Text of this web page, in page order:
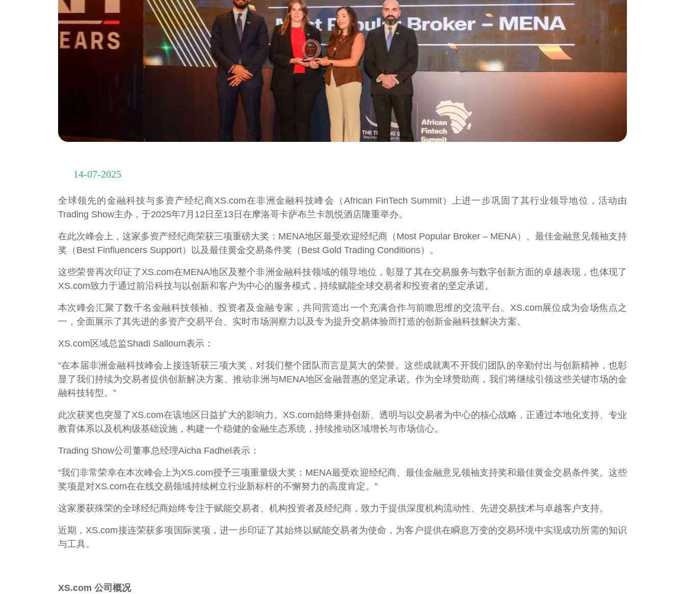
14-07-2025
全球领先的金融科技与多资产经纪商XS.com在非洲金融科技峰会（African FinTech Summit）上进一步巩固了其行业领导地位，活动由
Trading Show主办，于2025年7月12日至13日在摩洛哥卡萨布兰卡凯悦酒店隆重举办。
在此次峰会上，这家多资产经纪商荣获三项重磅大奖：MENA地区最受欢迎经纪商（Most Popular Broker – MENA）、最佳金融意见领袖支持
奖（Best Finfluencers Support）以及最佳黄金交易条件奖（Best Gold Trading Conditions）。
这些荣誉再次印证了XS.com在MENA地区及整个非洲金融科技领域的领导地位，彰显了其在交易服务与数字创新方面的卓越表现，也体现了
XS.com致力于通过前沿科技与以创新和客户为中心的服务模式，持续赋能全球交易者和投资者的坚定承诺。
本次峰会汇聚了数千名金融科技领袖、投资者及金融专家，共同营造出一个充满合作与前瞻思维的交流平台。XS.com展位成为会场焦点之
一，全面展示了其先进的多资产交易平台、实时市场洞察力以及专为提升交易体验而打造的创新金融科技解决方案。
XS.com区域总监Shadi Salloum表示：
“在本届非洲金融科技峰会上接连斩获三项大奖，对我们整个团队而言是莫大的荣誉。这些成就离不开我们团队的辛勤付出与创新精神，也彰
显了我们持续为交易者提供创新解决方案、推动非洲与MENA地区金融普惠的坚定承诺。作为全球赞助商，我们将继续引领这些关键市场的金
融科技转型。”
此次获奖也突显了XS.com在该地区日益扩大的影响力。XS.com始终秉持创新、透明与以交易者为中心的核心战略，正通过本地化支持、专业
教育体系以及机构级基础设施，构建一个稳健的金融生态系统，持续推动区域增长与市场信心。
Trading Show公司董事总经理Aicha Fadhel表示：
“我们非常荣幸在本次峰会上为XS.com授予三项重量级大奖：MENA最受欢迎经纪商、最佳金融意见领袖支持奖和最佳黄金交易条件奖。这些
奖项是对XS.com在在线交易领域持续树立行业新标杆的不懈努力的高度肯定。”
这家屡获殊荣的全球经纪商始终专注于赋能交易者、机构投资者及经纪商，致力于提供深度机构流动性、先进交易技术与卓越客户支持。
近期，XS.com接连荣获多项国际奖项，进一步印证了其始终以赋能交易者为使命，为客户提供在瞬息万变的交易环境中实现成功所需的知识
与工具。
XS.com 公司概况